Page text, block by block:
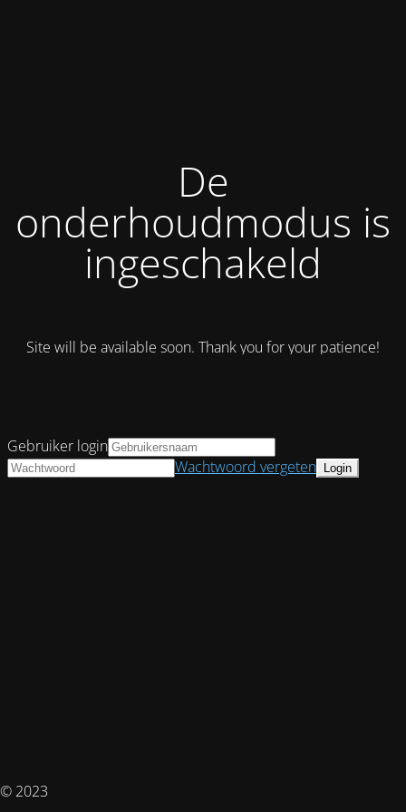
De
onderhoudmodus is
ingeschakeld
Site will be available soon. Thank you for your patience!
© 2023
Gebruiker login
Wachtwoord vergeten